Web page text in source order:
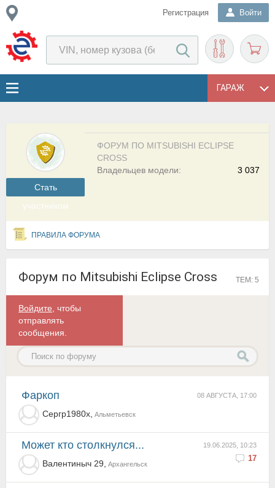
Регистрация Войти
ГАРАЖ
Cтать
участником
ФОРУМ ПО MITSUBISHI ECLIPSE
CROSS
3 037
Владельцев модели:
ПРАВИЛА ФОРУМА
Форум по Mitsubishi Eclipse Cross ТЕМ: 5
Войдите , чтобы
отправлять
сообщения.
08 АВГУСТА, 17:00
Фаркоп
Сергр1980х, Альметьевск
19.06.2025, 10:23
17
Может кто столкнулся...
Валентиныч 29, Архангельск